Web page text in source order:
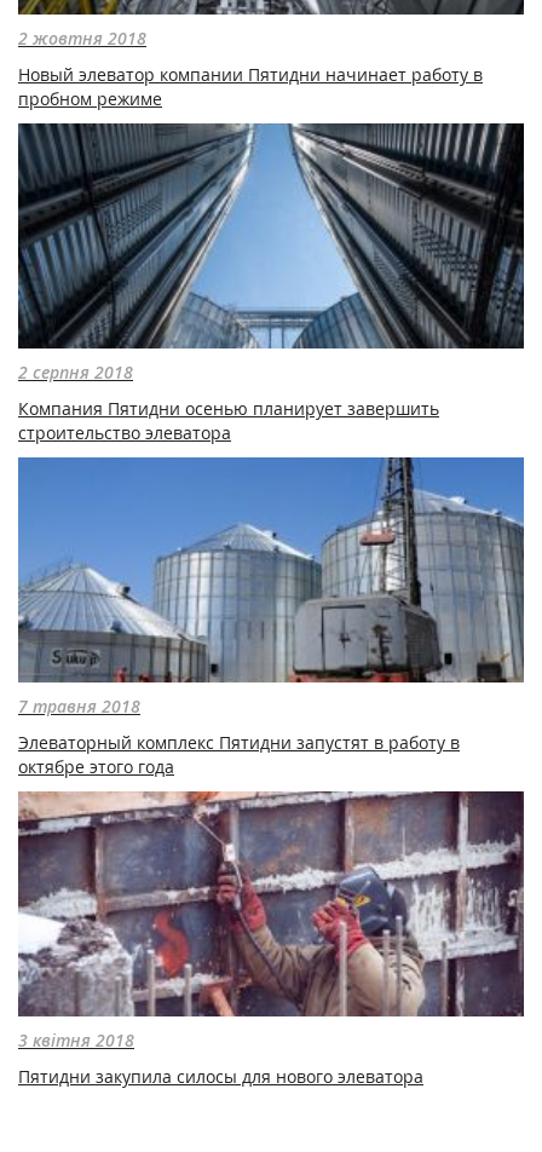
2 жовтня 2018
Новый элеватор компании Пятидни начинает работу в
пробном режиме
2 серпня 2018
Компания Пятидни осенью планирует завершить
строительство элеватора
7 травня 2018
Элеваторный комплекс Пятидни запустят в работу в
октябре этого года
3 квітня 2018
Пятидни закупила силосы для нового элеватора